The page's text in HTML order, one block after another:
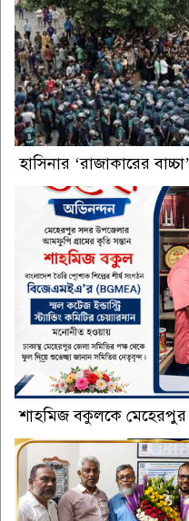
হাসিনার ‘রাজাকারের
শাহমিজ বকুলকে মেহেরপুর